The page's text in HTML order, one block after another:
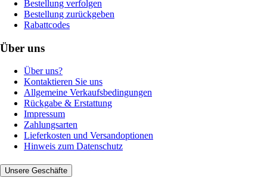
Bestellung verfolgen
Bestellung zurückgeben
Rabattcodes
Über uns
Über uns?
Kontaktieren Sie uns
Allgemeine Verkaufsbedingungen
Rückgabe & Erstattung
Impressum
Zahlungsarten
Lieferkosten und Versandoptionen
Hinweis zum Datenschutz
Unsere Geschäfte